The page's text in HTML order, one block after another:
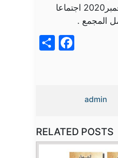
يوم الثلاثاء 24 نوفمبر2020 اجتماعا
المجمع .
admin
RELATED POSTS